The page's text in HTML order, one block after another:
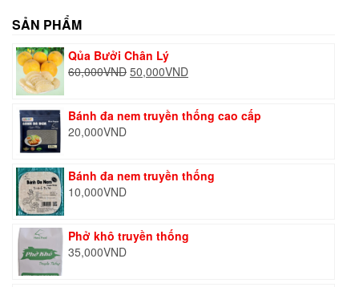
SẢN PHẨM
Qủa Bưởi Chân Lý
60,000VND Giá
60,000VND.
50,000VNDGiá
là:
Bánh đa nem truyền thống cao cấp
20,000VND
Bánh đa nem truyền thống
10,000VND
Phở khô truyền thống
35,000VND